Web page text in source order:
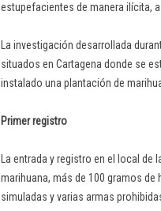
estupefacientes de manera ilícita,
La investigación desarrollada
situados en Cartagena donde se
instalado una plantación de
Primer registro
La entrada y registro en el local
marihuana, más de 100 gramos
simuladas y varias armas